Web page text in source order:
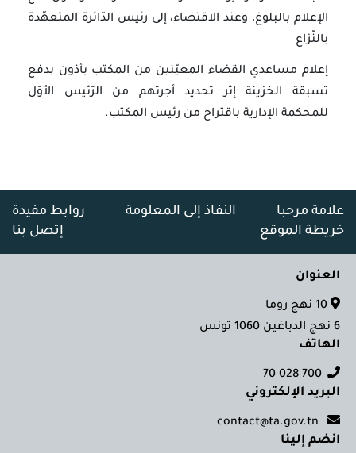
الإعلام بالبلوغ، وعند الاقتضاء، إلى رئيس الدّائرة المتعهّدة
بالنّزاع
إعلام مساعدي القضاء المعيّنين من المكتب بأذون بدفع
تسبقة الخزينة إثر تحديد أجرتهم من الرّئيس الأوّل
للمحكمة الإدارية باقتراح من رئيس المكتب.
علامة مرحبا النفاذ إلى المعلومة
روابط مفيدة
خريطة الموقع
إتصل بنا
العنوان
6 نهج الدباغين 1060 تونس
الهاتف
700 028 70
البريد الإلكتروني
انضم إلينا